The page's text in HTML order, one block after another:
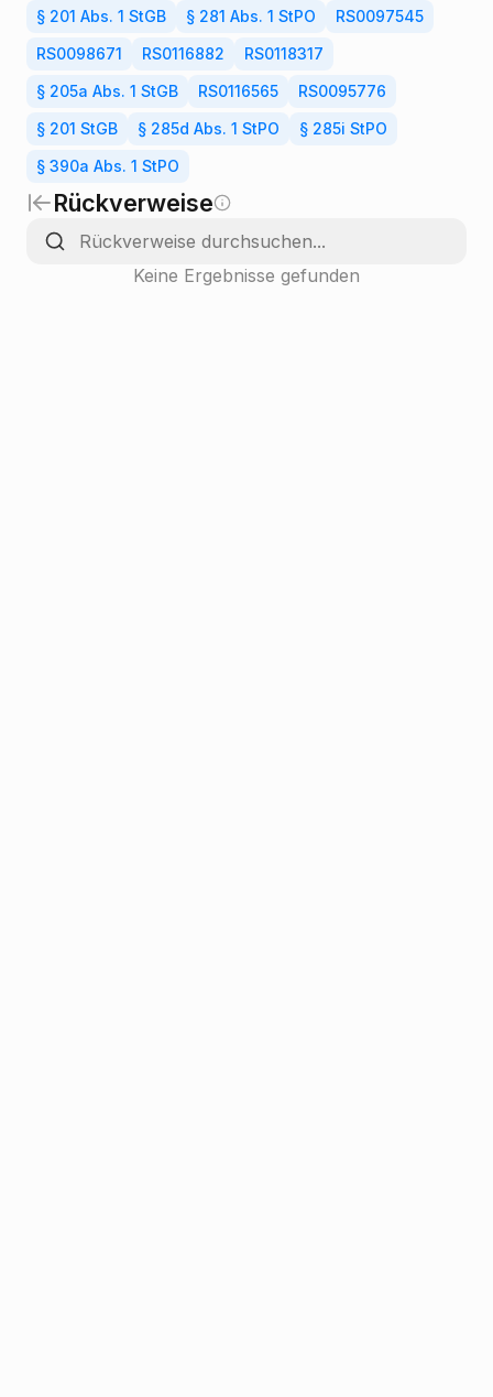
§ 201 Abs. 1 StGB § 281 Abs. 1 StPO RS0097545
RS0098671 RS0116882 RS0118317
§ 205a Abs. 1 StGB RS0116565 RS0095776
§ 201 StGB § 285d Abs. 1 StPO § 285i StPO
§ 390a Abs. 1 StPO
Rückverweise
Keine Ergebnisse gefunden